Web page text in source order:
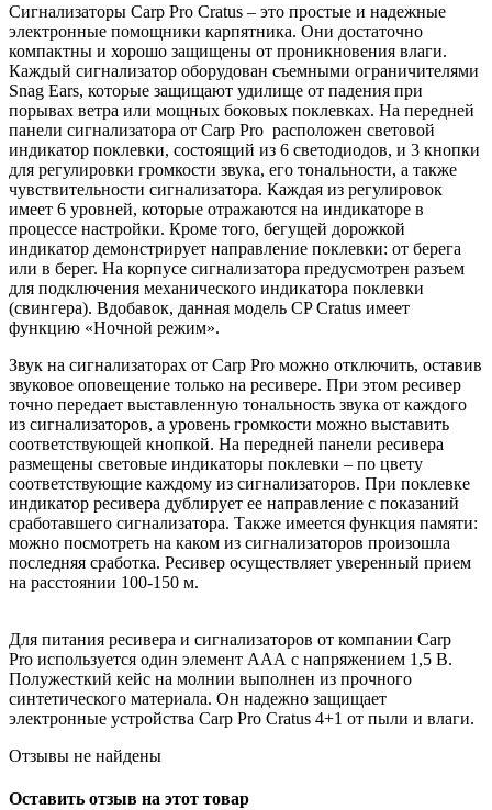
Сигнализаторы Carp Pro Cratus – это простые и надежные
электронные помощники карпятника. Они достаточно
компактны и хорошо защищены от проникновения влаги.
Каждый сигнализатор оборудован съемными ограничителями
Snag Ears, которые защищают удилище от падения при
порывах ветра или мощных боковых поклевках. На передней
панели сигнализатора от Carp Pro расположен световой
индикатор поклевки, состоящий из 6 светодиодов, и 3 кнопки
для регулировки громкости звука, его тональности, а также
чувствительности сигнализатора. Каждая из регулировок
имеет 6 уровней, которые отражаются на индикаторе в
процессе настройки. Кроме того, бегущей дорожкой
индикатор демонстрирует направление поклевки: от берега
или в берег. На корпусе сигнализатора предусмотрен разъем
для подключения механического индикатора поклевки
(свингера). Вдобавок, данная модель CP Cratus имеет
функцию «Ночной режим».
Звук на сигнализаторах от Carp Pro можно отключить, оставив
звуковое оповещение только на ресивере. При этом ресивер
точно передает выставленную тональность звука от каждого
из сигнализаторов, а уровень громкости можно выставить
соответствующей кнопкой. На передней панели ресивера
размещены световые индикаторы поклевки – по цвету
соответствующие каждому из сигнализаторов. При поклевке
индикатор ресивера дублирует ее направление с показаний
сработавшего сигнализатора. Также имеется функция памяти:
можно посмотреть на каком из сигнализаторов произошла
последняя сработка. Ресивер осуществляет уверенный прием
на расстоянии 100-150 м.
Для питания ресивера и сигнализаторов от компании Carp
Pro используется один элемент ААА с напряжением 1,5 В.
Полужесткий кейс на молнии выполнен из прочного
синтетического материала. Он надежно защищает
электронные устройства Carp Pro Cratus 4+1 от пыли и влаги.
Отзывы не найдены
Оставить отзыв на этот товар